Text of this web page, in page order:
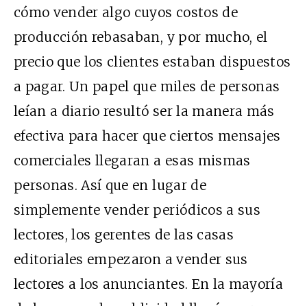
cómo vender algo cuyos costos de
producción rebasaban, y por mucho, el
precio que los clientes estaban dispuestos
a pagar. Un papel que miles de personas
leían a diario resultó ser la manera más
efectiva para hacer que ciertos mensajes
comerciales llegaran a esas mismas
personas. Así que en lugar de
simplemente vender periódicos a sus
lectores, los gerentes de las casas
editoriales empezaron a vender sus
lectores a los anunciantes. En la mayoría